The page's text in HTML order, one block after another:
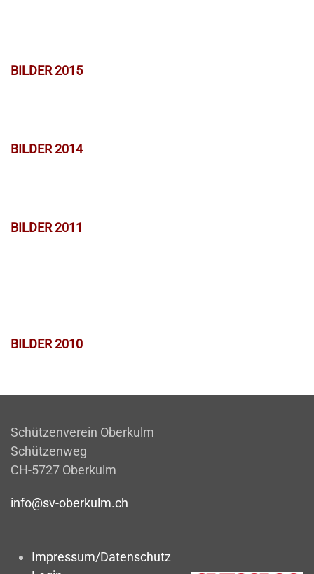
BILDER 2015
BILDER 2014
BILDER 2011
BILDER 2010
Schützenverein Oberkulm
Schützenweg
CH-5727 Oberkulm
info@sv-oberkulm.ch
Impressum/Datenschutz